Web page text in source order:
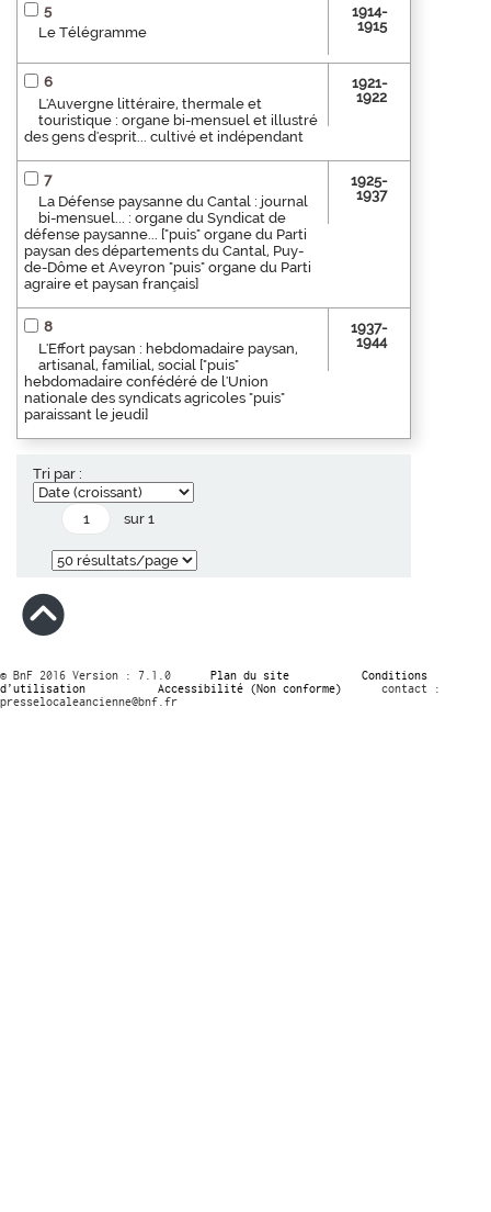
5
Le Télégramme
1914-
1915
6
L'Auvergne littéraire, thermale et
touristique : organe bi-mensuel et illustré
des gens d'esprit... cultivé et indépendant
1921-
1922
7
La Défense paysanne du Cantal : journal
bi-mensuel... : organe du Syndicat de
défense paysanne... ["puis" organe du Parti
paysan des départements du Cantal, Puy-
de-Dôme et Aveyron "puis" organe du Parti
agraire et paysan français]
1925-
1937
8
L'Effort paysan : hebdomadaire paysan,
artisanal, familial, social ["puis"
hebdomadaire confédéré de l'Union
nationale des syndicats agricoles "puis"
paraissant le jeudi]
1937-
1944
Tri par :
sur 1
© BnF 2016 Version : 7.1.0 Plan du site
Conditions
d’utilisation
Accessibilité (Non conforme)
contact :
presselocaleancienne@bnf.fr